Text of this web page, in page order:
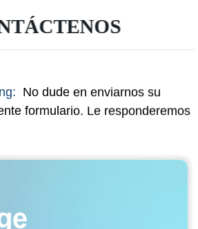
No dude en enviarnos su
formulario. Le responderemos